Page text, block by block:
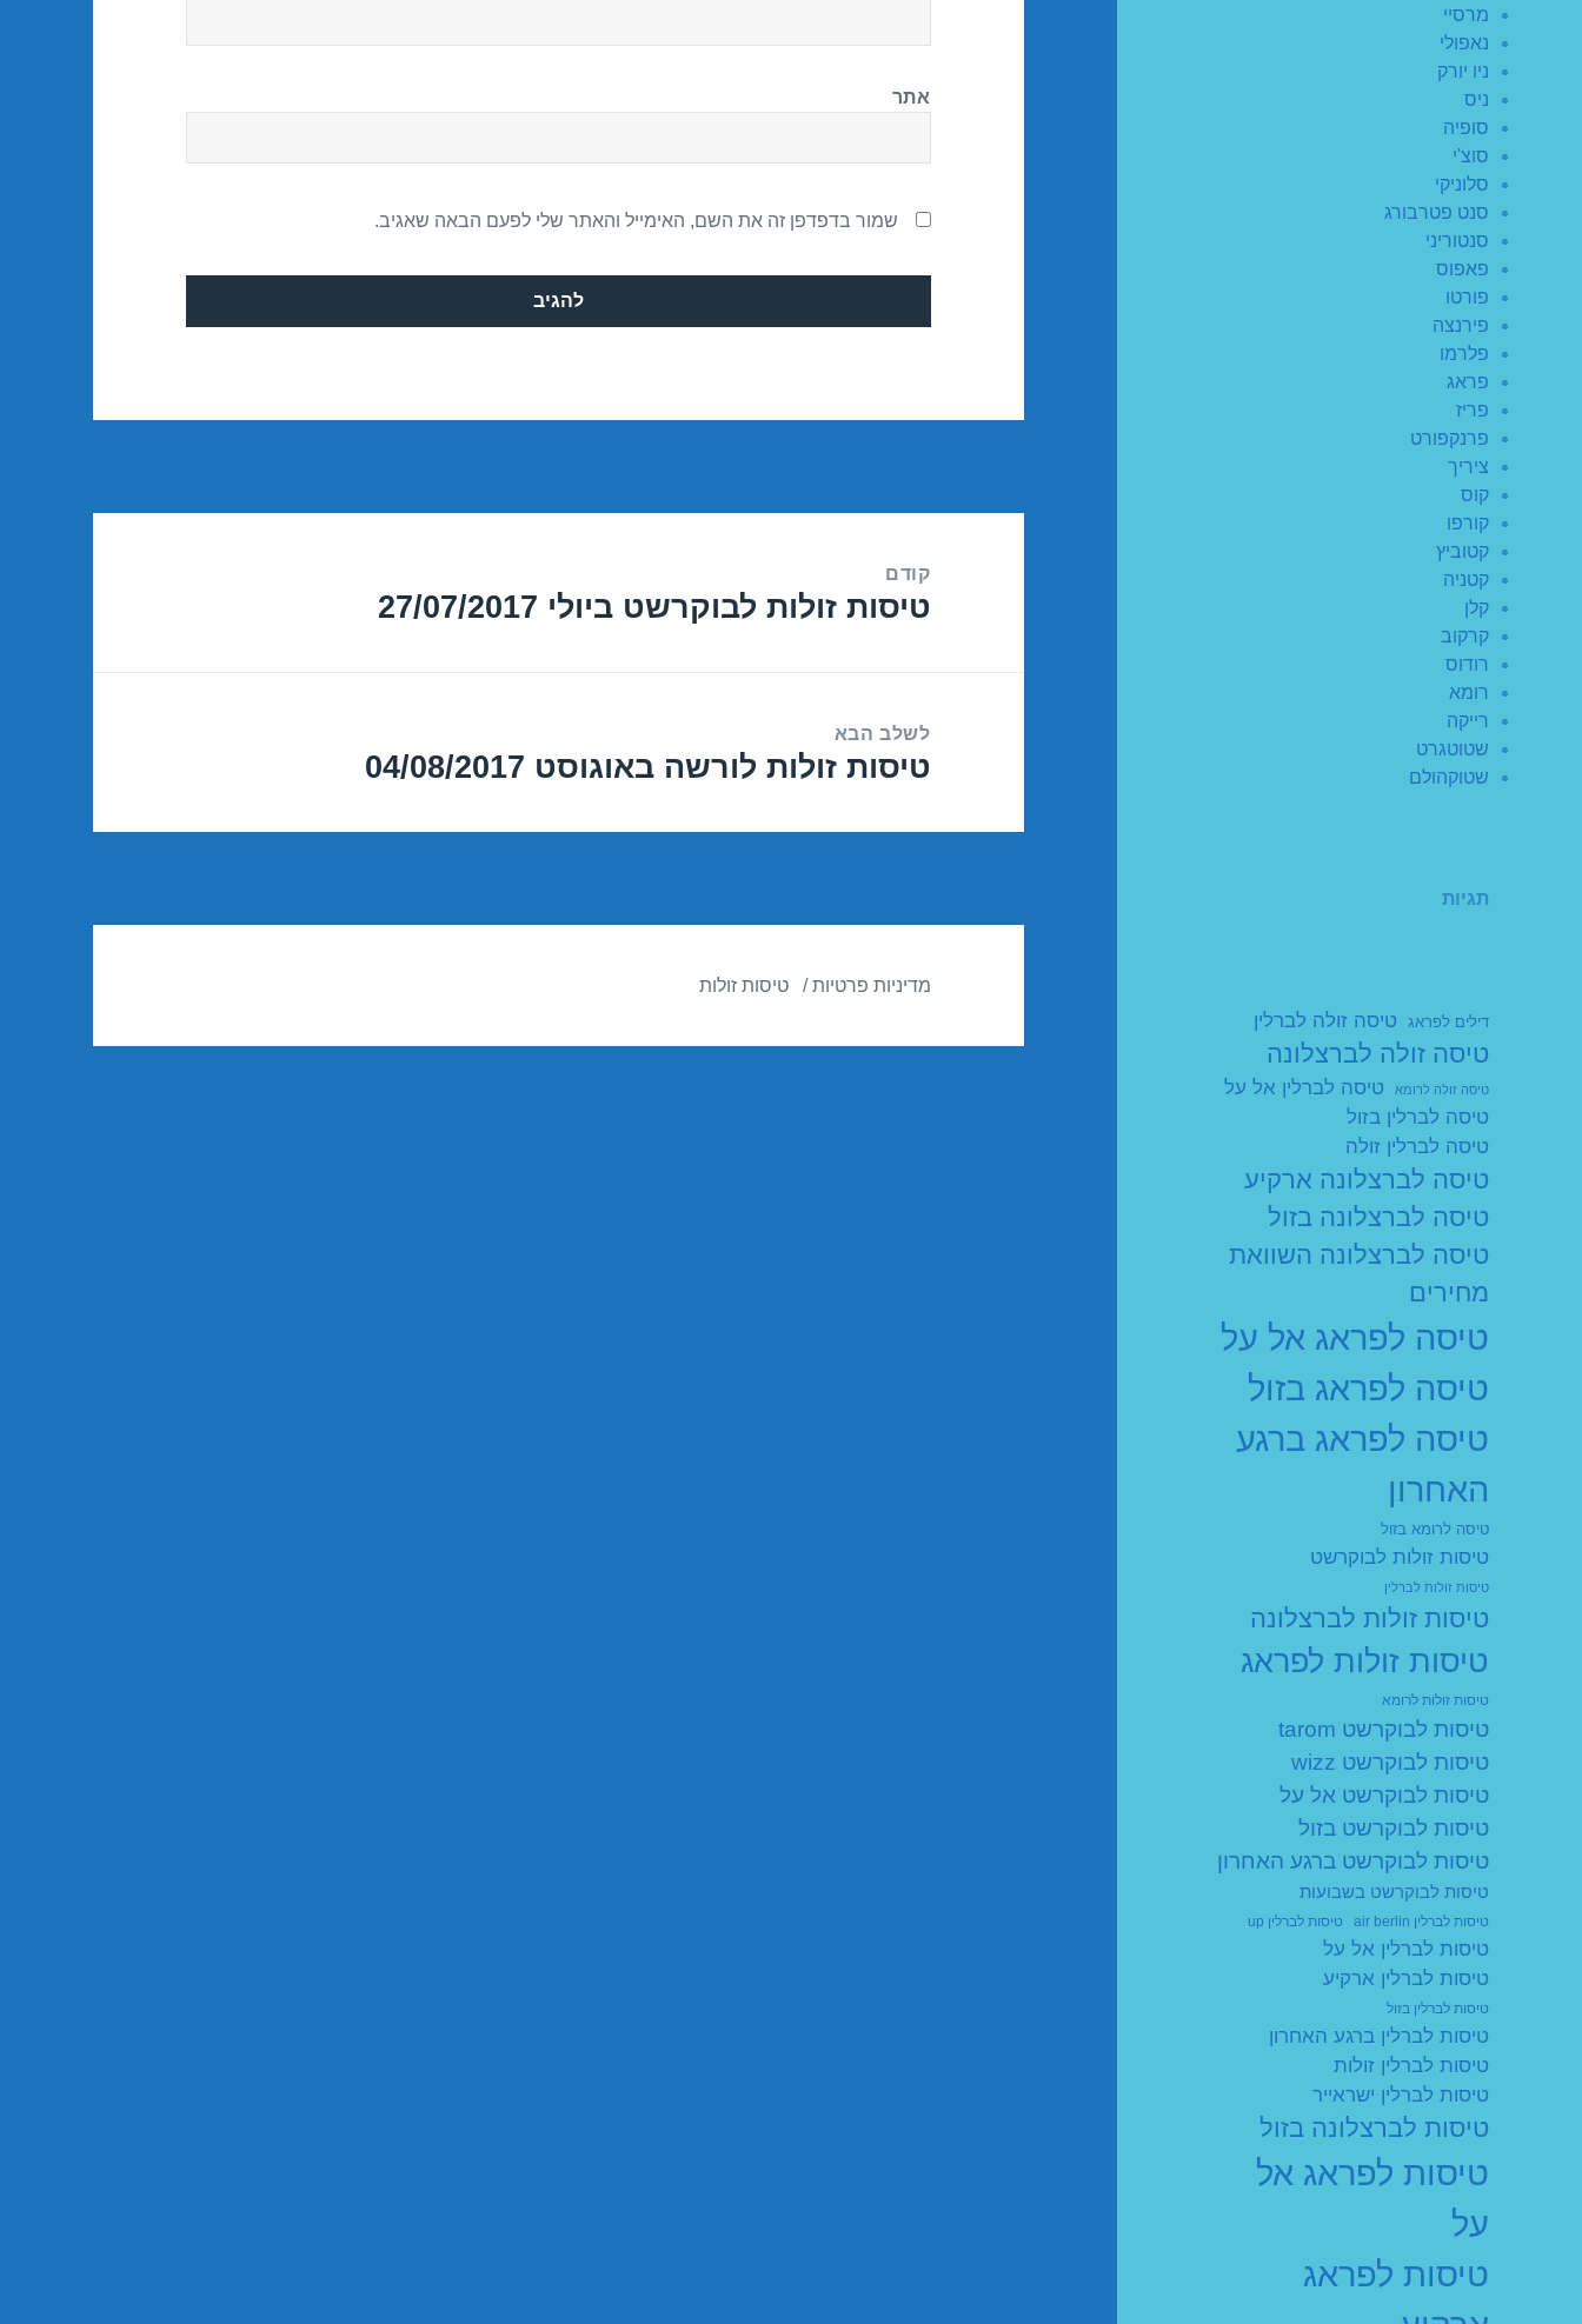
מרסיי
נאפולי
ניו יורק
ניס
סופיה
סוצ'י
סלוניקי
סנט פטרבורג
סנטוריני
פאפוס
פורטו
פירנצה
פלרמו
פראג
פריז
פרנקפורט
ציריך
קוס
קורפו
קטוביץ
קטניה
קלן
קרקוב
רודוס
רומא
רייקה
שטוטגרט
שטוקהולם
תגיות
דילים לפראג טיסה זולה לברלין
טיסה זולה לברצלונה
טיסה זולה לרומא
טיסה לברלין אל על
טיסה לברלין בזול
טיסה לברלין זולה
טיסה לברצלונה ארקיע
טיסה לברצלונה בזול
טיסה לברצלונה השוואת
מחירים
טיסה לפראג אל על
טיסה לפראג בזול
טיסה לפראג ברגע
האחרון
טיסה לרומא בזול
טיסות זולות לבוקרשט
טיסות זולות לברלין
טיסות זולות לברצלונה
טיסות זולות לפראג
טיסות זולות לרומא
טיסות לבוקרשט tarom
טיסות לבוקרשט wizz
טיסות לבוקרשט אל על
טיסות לבוקרשט בזול
טיסות לבוקרשט ברגע האחרון
טיסות לבוקרשט בשבועות
טיסות לברלין air berlin טיסות לברלין up
טיסות לברלין אל על
טיסות לברלין ארקיע
טיסות לברלין בזול
טיסות לברלין ברגע האחרון
טיסות לברלין זולות
טיסות לברלין ישראייר
טיסות לברצלונה בזול
טיסות לפראג אל
על
טיסות לפראג
אתר
שמור בדפדפן זה את השם, האימייל והאתר שלי לפעם הבאה שאגיב.
קודם
הפוסט
טיסות זולות לבוקרשט ביולי 27/07/2017
לשלב הבא
הפוסט
טיסות זולות לורשה באוגוסט 04/08/2017
מדיניות פרטיות טיסות זולות